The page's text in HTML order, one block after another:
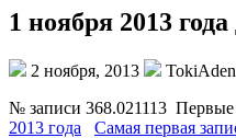
1 ноября 2013
2 ноября, 2013
TokiAden
№ записи 368.021113 Первые
2013 года
Самая первая